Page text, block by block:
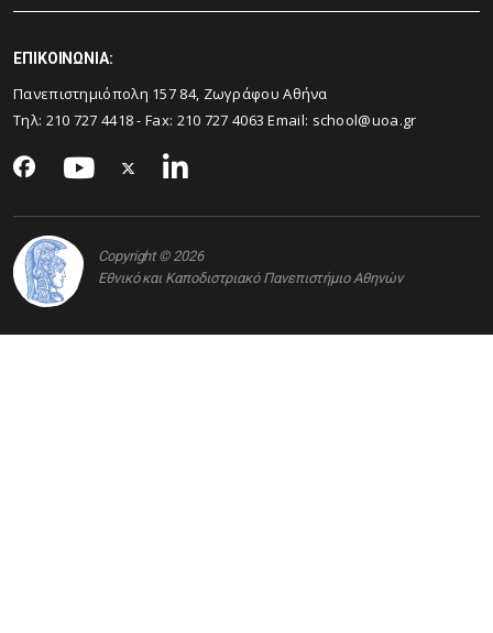
ΕΠΙΚΟΙΝΩΝΙΑ:
Πανεπιστημιόπολη 157 84, Ζωγράφου Αθήνα
Τηλ: 210 727 4418- Fax: 210 727 4063 Email: school@uoa.gr
Copyright © 2026
Εθνικό και Καποδιστριακό Πανεπιστήμιο Αθηνών